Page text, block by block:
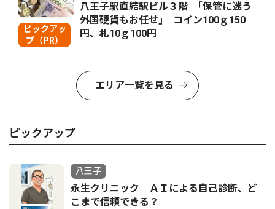
ピックアッ
プ（PR）
八王子駅直結駅ビル３階 ｢保管に迷う
外国硬貨もお任せ｣ コイン100ｇ150
円、札10ｇ100円
エリア一覧を見る
ピックアップ
八王子
永生クリニック ＡＩによる自己診断、ど
こまで信頼できる？